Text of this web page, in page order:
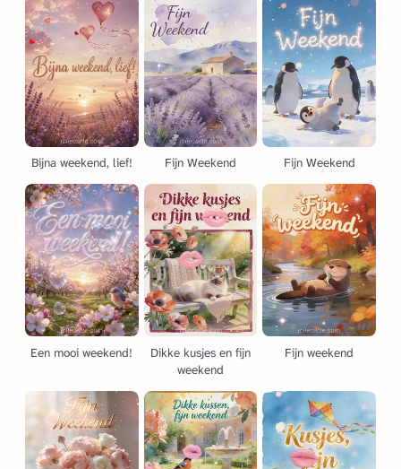
Bijna weekend, lief! Fijn Weekend Fijn Weekend
Een mooi weekend!
Dikke kusjes en fijn
weekend
Fijn weekend